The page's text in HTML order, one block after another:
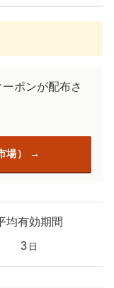
ポンが配布さ
）
均有効期間
3 日